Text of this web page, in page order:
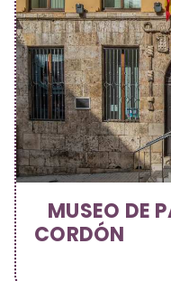
MUSEO DE
CORDÓN